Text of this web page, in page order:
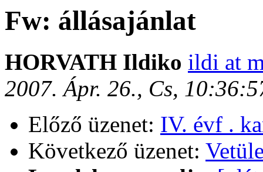
Fw: állásajánlat
HORVATH Ildiko ildi at
2007. Ápr. 26., Cs,
Előző üzenet: IV. évf .
Következő üzenet: